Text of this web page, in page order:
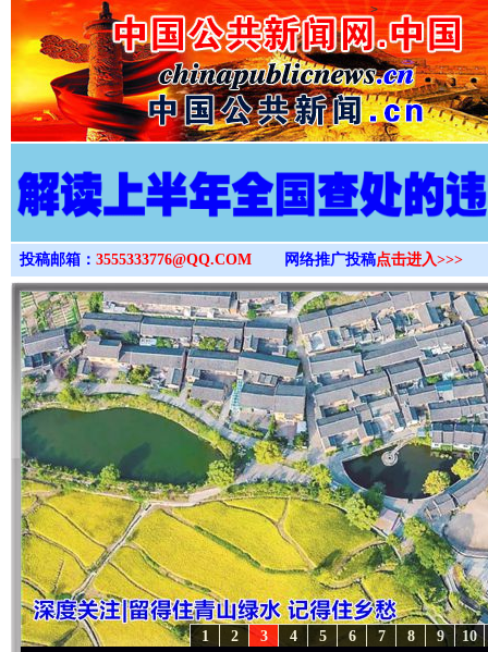
>
投稿邮箱： 3555333776@QQ.COM 网络推广投稿点击进入>>>
10
9
8
7
6
5
4
3
2
1